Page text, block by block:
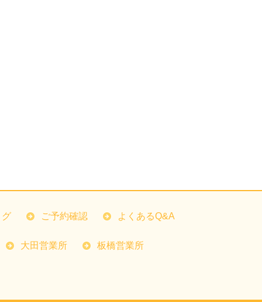
グ ご予約確認 よくあるQ&A
大田営業所 板橋営業所